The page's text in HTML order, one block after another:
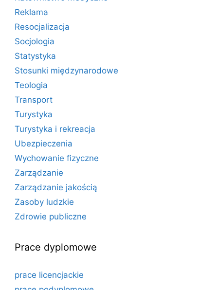
Reklama
Resocjalizacja
Socjologia
Statystyka
Stosunki międzynarodowe
Teologia
Transport
Turystyka
Turystyka i rekreacja
Ubezpieczenia
Wychowanie fizyczne
Zarządzanie
Zarządzanie jakością
Zasoby ludzkie
Zdrowie publiczne
Prace dyplomowe
prace licencjackie